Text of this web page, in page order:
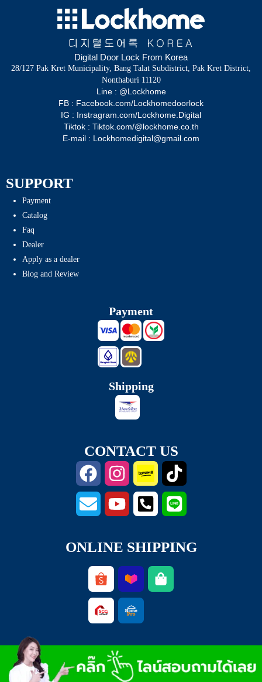
Digital Door Lock From Korea
28/127 Pak Kret Municipality, Bang Talat Subdistrict, Pak Kret District,
Nonthaburi 11120
Line : @Lockhome
FB : Facebook.com/Lockhomedoorlock
IG : Instragram.com/Lockhome.Digital
Tiktok : Tiktok.com/@lockhome.co.th
E-mail : Lockhomedigital@gmail.com
SUPPORT
Payment
Catalog
Faq
Dealer
Apply as a dealer
Blog and Review
Payment
Shipping
CONTACT US
ONLINE SHIPPING